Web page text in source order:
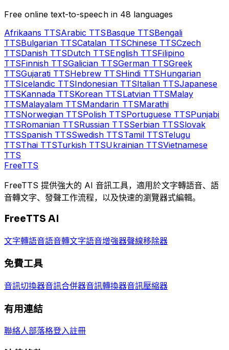
Free online text-to-speech in 48 languages
Afrikaans TTSArabic TTSBasqueTTSBengali
TTSBulgarian TTSCatalan TTSChineseTTSCzech
TTSDanish TTSDutch TTSEnglishTTSFilipino
TTSFinnish TTSGalician TTSGermanTTSGreek
TTSGujarati TTSHebrew TTSHindiTTSHungarian
TTSIcelandic TTSIndonesianTTSItalianTTSJapanese
TTSKannada TTSKorean TTSLatvianTTSMalay
TTSMalayalam TTSMandarin TTSMarathi
TTSNorwegian TTSPolish TTSPortugueseTTSPunjabi
TTSRomanian TTSRussian TTSSerbianTTSSlovak
TTSSpanish TTSSwedish TTSTamilTTSTelugu
TTSThai TTSTurkish TTSUkrainianTTSVietnamese
TTS
FreeTTS
FreeTTS 提供強大的 AI 音訊工具，適用於文字轉語音、語
音轉文字、發聲工作流程，以及快速的瀏覽器式編輯。
FreeTTS AI
文字轉語音語音轉文字語音增強器聲線移除器
免費工具
音訊切換器音訊合併器音訊轉換器音訊壓縮器
有用連結
聯絡人部落格登入註冊